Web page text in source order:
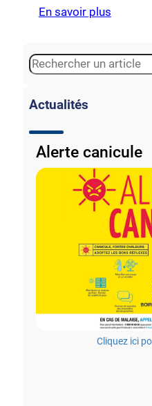
En savoir plus
S
a
c
Actualités
Alerte canicule
Cliquez ici